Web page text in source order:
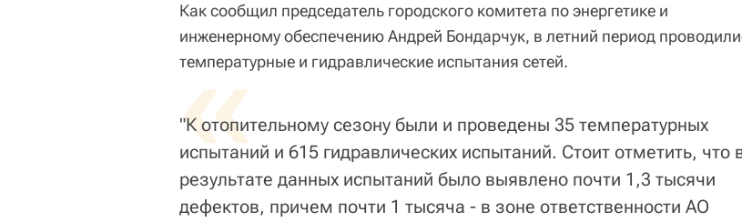
Как сообщил председатель городского комитета по энергетике и
инженерному обеспечению Андрей Бондарчук, в летний период
температурные и гидравлические испытания сетей.
«
"К отопительному сезону были и проведены 35 температурных
испытаний и 615 гидравлических испытаний. Стоит отметить, что
результате данных испытаний было выявлено почти 1,3 тысячи
дефектов, причем почти 1 тысяча - в зоне ответственности АО